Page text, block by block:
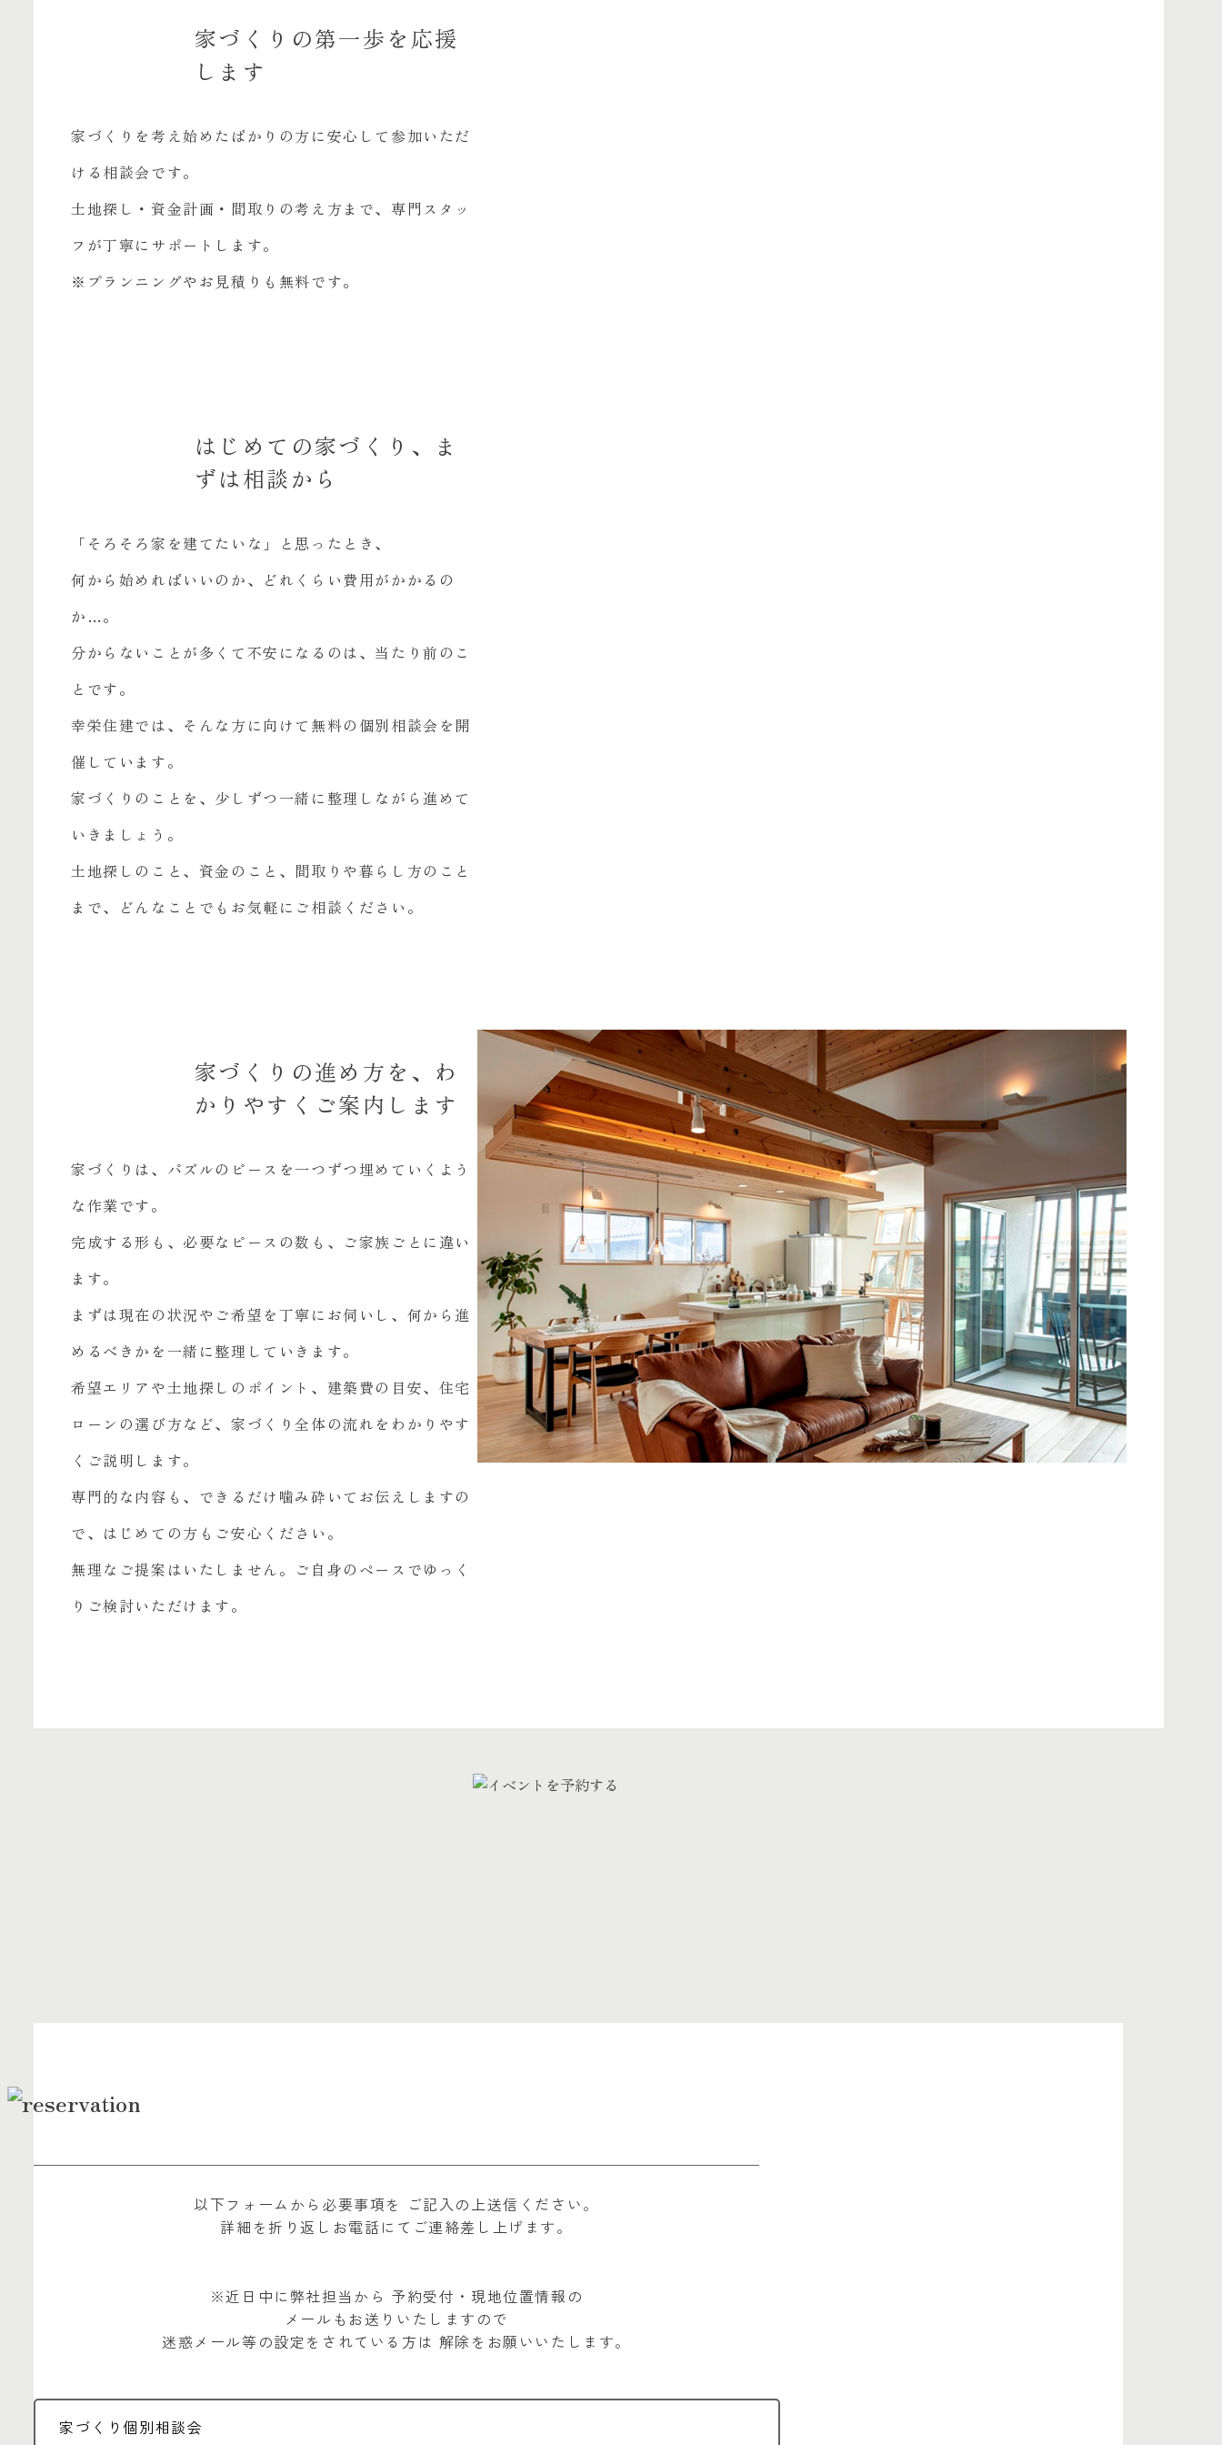
家づくりの第一歩を応援
します
家づくりを考え始めたばかりの方に安心して参加いただ
ける相談会です。
土地探し・資金計画・間取りの考え方まで、専門スタッ
フが丁寧にサポートします。
※プランニングやお見積りも無料です。
はじめての家づくり、ま
ずは相談から
「そろそろ家を建てたいな」と思ったとき、
何から始めればいいのか、どれくらい費用がかかるの
か…。
分からないことが多くて不安になるのは、当たり前のこ
とです。
幸栄住建では、そんな方に向けて無料の個別相談会を開
催しています。
家づくりのことを、少しずつ一緒に整理しながら進めて
いきましょう。
土地探しのこと、資金のこと、間取りや暮らし方のこと
まで、どんなことでもお気軽にご相談ください。
家づくりの進め方を、わ
かりやすくご案内します
家づくりは、パズルのピースを一つずつ埋めていくよう
な作業です。
完成する形も、必要なピースの数も、ご家族ごとに違い
ます。
まずは現在の状況やご希望を丁寧にお伺いし、何から進
めるべきかを一緒に整理していきます。
希望エリアや土地探しのポイント、建築費の目安、住宅
ローンの選び方など、家づくり全体の流れをわかりやす
くご説明します。
専門的な内容も、できるだけ噛み砕いてお伝えしますの
で、はじめての方もご安心ください。
無理なご提案はいたしません。ご自身のペースでゆっく
りご検討いただけます。
以下フォームから必要事項を ご記入の上送信ください。
詳細を折り返しお電話にてご連絡差し上げます。
※近日中に弊社担当から 予約受付・現地位置情報の
メールもお送りいたしますので
迷惑メール等の設定をされている方は 解除をお願いいたします。